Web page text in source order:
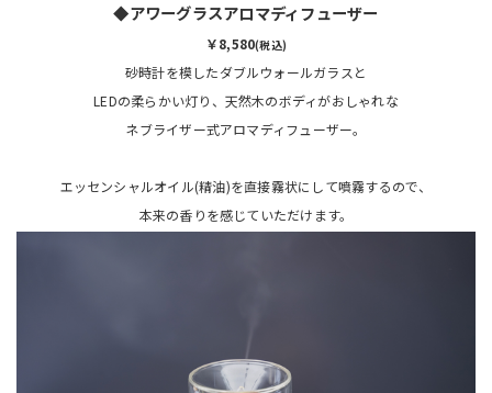
◆アワーグラスアロマディフューザー
￥8,580(税込)
砂時計を模したダブルウォールガラスと
LEDの柔らかい灯り、天然木のボディがおしゃれな
ネブライザー式アロマディフューザー。
エッセンシャルオイル(精油)を直接霧状にして噴霧するので、
本来の香りを感じていただけます。